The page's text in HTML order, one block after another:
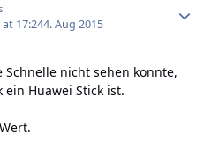
17:244. Aug 2015
nicht sehen konnte,
Huawei Stick ist.